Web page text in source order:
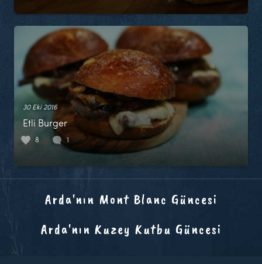
30 Eki 2016
Etli Burger
8 1
Arda'nın Mont Blanc Güncesi
Arda'nın Kuzey Kutbu Güncesi